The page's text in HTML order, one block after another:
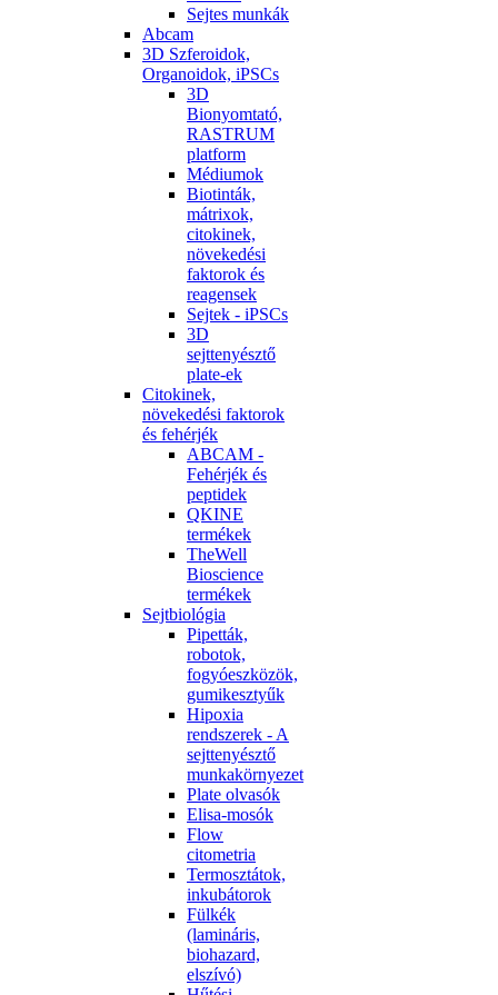
Sejtes munkák
Abcam
3D Szferoidok,
Organoidok, iPSCs
3D
Bionyomtató,
RASTRUM
platform
Médiumok
Biotinták,
mátrixok,
citokinek,
növekedési
faktorok és
reagensek
Sejtek - iPSCs
3D
sejttenyésztő
plate-ek
Citokinek,
növekedési faktorok
és fehérjék
ABCAM -
Fehérjék és
peptidek
QKINE
termékek
TheWell
Bioscience
termékek
Sejtbiológia
Pipetták,
robotok,
fogyóeszközök,
gumikesztyűk
Hipoxia
rendszerek - A
sejttenyésztő
munkakörnyezet
Plate olvasók
Elisa-mosók
Flow
citometria
Termosztátok,
inkubátorok
Fülkék
(lamináris,
biohazard,
elszívó)